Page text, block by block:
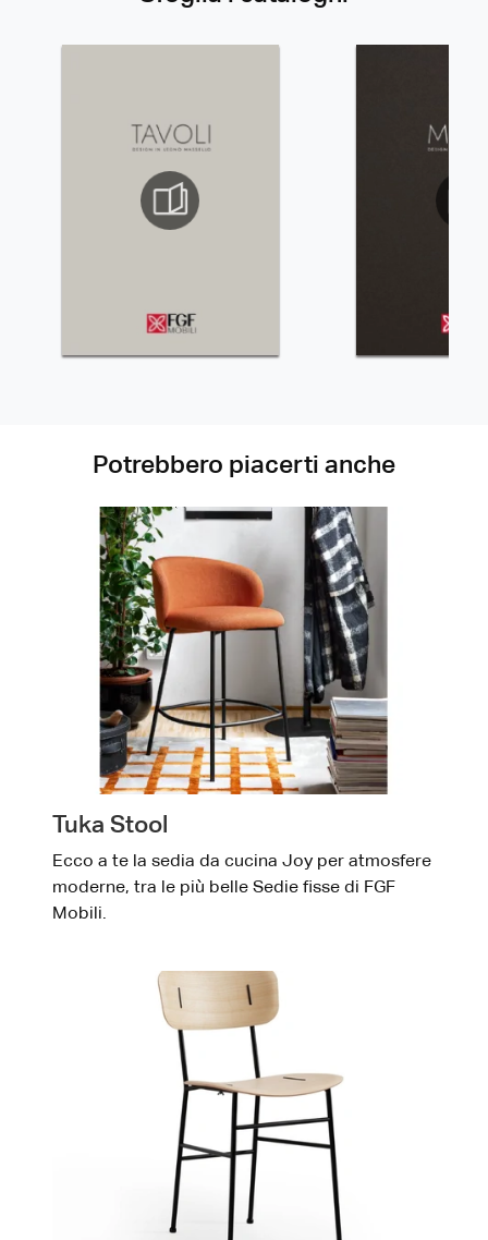
Potrebbero piacerti anche
Tuka Stool
Ecco a te la sedia da cucina Joy per atmosfere
moderne, tra le più belle Sedie fisse di FGF
Mobili.